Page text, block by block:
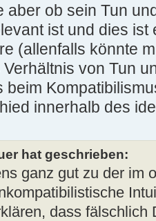
aber ob sein Tun
ist und dies ist
(allenfalls könnte
von Tun
beim
innerhalb des
hat geschrieben:
ganz gut zu der im
dass fälschlich